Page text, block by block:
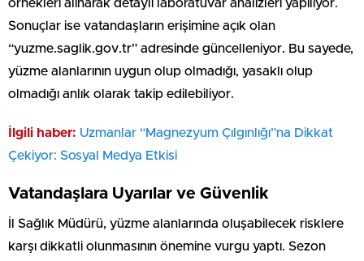
örnekleri alınarak detaylı laboratuvar analizleri yapılıyor.
Sonuçlar ise vatandaşların erişimine açık olan
“yuzme.saglik.gov.tr” adresinde güncelleniyor. Bu sayede,
yüzme alanlarının uygun olup olmadığı, yasaklı olup
olmadığı anlık olarak takip edilebiliyor.
İlgili haber: Uzmanlar “Magnezyum Çılgınlığı”na Dikkat
Çekiyor: Sosyal Medya Etkisi
Vatandaşlara Uyarılar ve Güvenlik
İl Sağlık Müdürü, yüzme alanlarında oluşabilecek risklere
karşı dikkatli olunmasının önemine vurgu yaptı. Sezon